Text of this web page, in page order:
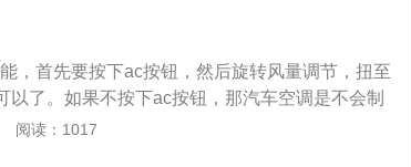
不要立刻打开空调，应该先把车窗和车门打
开启外循环，把风量调到最大，热气就会更快散
可以将车窗和车门关闭，再按下A/C键，开启冷
低一些，在车内温度下降后，再把温度调到人体
大，车内温度在22到24摄氏度是比较合适的。
，首先要按下ac按钮，然后旋转风量调节，扭至
以了。如果不按下ac按钮，那汽车空调是不会制
开关。汽车空调ac是压缩机的开关，简单来说，
阅读：1017